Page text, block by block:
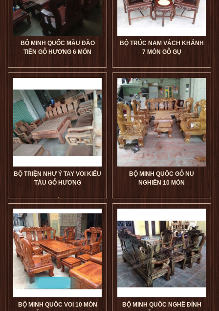
BỘ MINH QUỐC MẪU ĐÀO
TIÊN GỖ HƯƠNG 6 MÓN
Bộ Minh Quốc Mẫu Đào Tiên
Gỗ Hương 6 Món giá tốt
dogophugia
5 5
BỘ TRÚC NAM VÁCH KHÁNH
7 MÓN GỖ GỤ
Bộ Trúc Nam Vách Khánh 7
Món Gỗ Gụ giá tốt
dogophugia
5 5
BỘ TRIỆN NHƯ Ý TAY VOI KIỂU
TÀU GỖ HƯƠNG
Bộ Triện Như Ý Tay Voi Kiểu
Tàu Gỗ Hương giá tốt
dogophugia
5 5
BỘ MINH QUỐC GỖ NU
NGHIẾN 10 MÓN
Bộ Minh Quốc Gỗ Nu Nghiến
10 Món giá tốt dogophugia
5 5
BỘ MINH QUỐC VOI 10 MÓN
BỘ MINH QUỐC NGHÊ ĐỈNH